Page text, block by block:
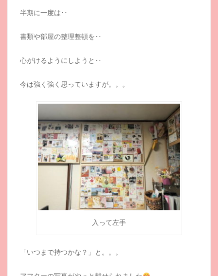
半期に一度は‥
書類や部屋の整理整頓を‥
心がけるようにしようと‥
今は強く強く思っていますが。。。
入って左手
「いつまで持つかな？」と。。。